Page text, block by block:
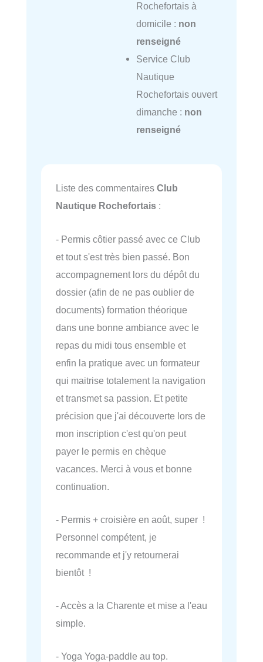
Rochefortais à
domicile : non
renseigné
Service Club
Nautique
Rochefortais ouvert
dimanche : non
renseigné
Liste des commentaires Club
Nautique Rochefortais :
- Permis côtier passé avec ce Club
et tout s'est très bien passé. Bon
accompagnement lors du dépôt du
dossier (afin de ne pas oublier de
documents) formation théorique
dans une bonne ambiance avec le
repas du midi tous ensemble et
enfin la pratique avec un formateur
qui maitrise totalement la navigation
et transmet sa passion. Et petite
précision que j'ai découverte lors de
mon inscription c'est qu'on peut
payer le permis en chèque
vacances. Merci à vous et bonne
continuation.
- Permis + croisière en août, super !
Personnel compétent, je
recommande et j'y retournerai
bientôt !
- Accès a la Charente et mise a l'eau
simple.
- Yoga Yoga-paddle au top.